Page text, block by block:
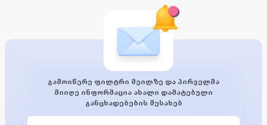
გამოიწერე ფილტრი მეილზე და პირველმა
მიიღე ინფორმაცია ახალი დამატებული
განცხადებების შესახებ